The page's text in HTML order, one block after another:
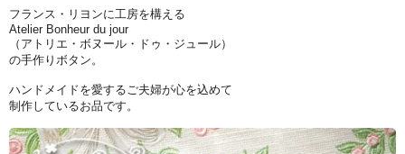
フランス・リヨンに工房を構える
Atelier Bonheur du jour
（アトリエ・ボヌール・ドゥ・ジュール）
の手作りボタン。
ハンドメイドを愛するご夫婦が心を込めて
制作しているお品です。